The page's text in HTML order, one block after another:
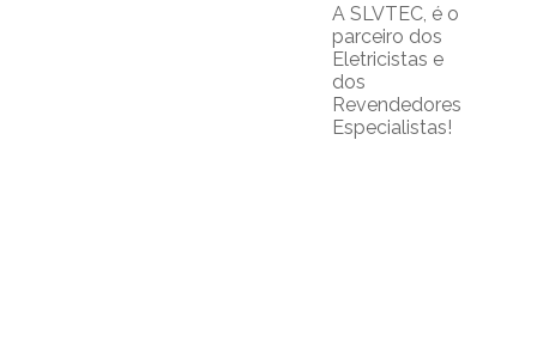
A SLVTEC, é o
parceiro dos
Eletricistas e
dos
Revendedores
Especialistas!